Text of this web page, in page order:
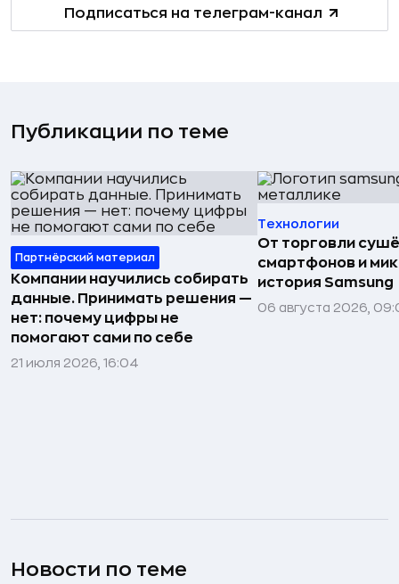
Подписаться на телеграм-канал
Публикации по теме
Партнёрский материал
Компании научились собирать
данные. Принимать решения —
нет: почему цифры не
помогают сами по себе
21 июля 2026, 16:04
Технологии
От торговли
смартфонов и
история Samsung
06 августа 2026,
Новости по теме